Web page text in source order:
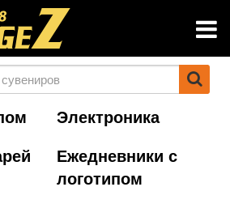
Электроника
Ежедневники с
логотипом